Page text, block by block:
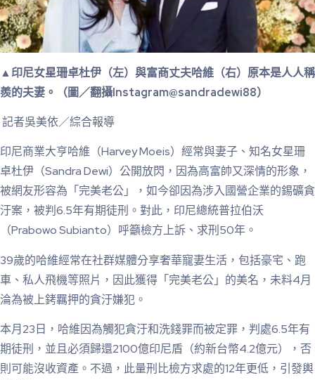
▲印尼女星珊卓杜伊（左）與富商丈夫哈維（右）原本是人人稱
羨的夫妻。（圖／翻攝Instagram@sandradewi88）
記者吳美依／綜合報導
印尼商業大亨哈維（Harvey Moeis）經常與妻子、知名女星珊
卓杜伊（Sandra Dewi）公開放閃，因為高富帥又深情的形象，
被網友形容為「完美老公」，如今卻因為涉入國營企業的錫礦貪
汙案，被判6.5年有期徒刑。對此，印尼總統普拉伯沃
（Prabowo Subianto）呼籲檢方上訴、求刑50年。
39歲的哈維經常在社群媒體分享奢華寵妻生活，包括豪宅、跑
車、私人飛機等照片，因此獲得「完美老公」的美名，未料4月
淪為被上銬羈押的貪汙嫌犯。
本月23日，哈維因為觸犯貪汙和洗錢罪而被定罪，判處6.5年有
期徒刑，並且必須歸還2100億印尼盾（約新台幣4.2億元），否
則可能沒收資產。不過，此量刑比檢方求處的12年更低，引發輿